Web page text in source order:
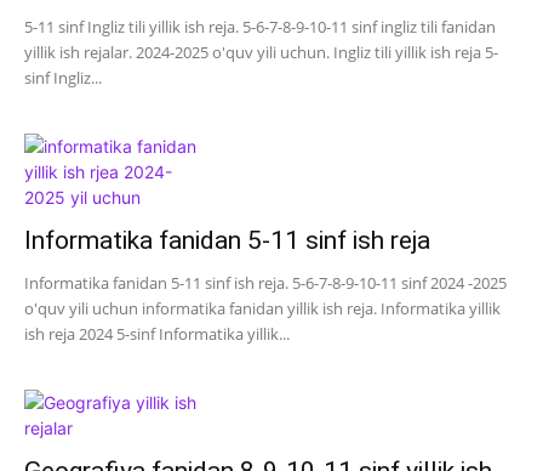
5-11 sinf Ingliz tili yillik ish reja. 5-6-7-8-9-10-11 sinf ingliz tili fanidan
yillik ish rejalar. 2024-2025 o'quv yili uchun. Ingliz tili yillik ish reja 5-
sinf Ingliz...
Informatika fanidan 5-11 sinf ish reja
Informatika fanidan 5-11 sinf ish reja. 5-6-7-8-9-10-11 sinf 2024 -2025
o'quv yili uchun informatika fanidan yillik ish reja. Informatika yillik
ish reja 2024 5-sinf Informatika yillik...